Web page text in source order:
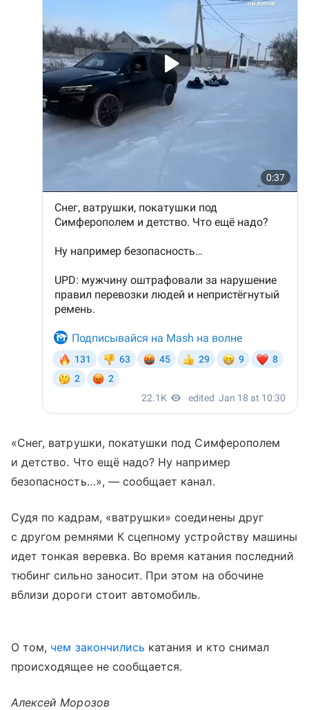
«Снег, ватрушки, покатушки под Симферополем
и детство. Что ещё надо? Ну например
безопасность…», — сообщает канал.
Судя по кадрам, «ватрушки» соединены друг
с другом ремнями К сцепному устройству машины
идет тонкая веревка. Во время катания последний
тюбинг сильно заносит. При этом на обочине
вблизи дороги стоит автомобиль.
О том, чем закончились катания и кто снимал
происходящее не сообщается.
Алексей Морозов